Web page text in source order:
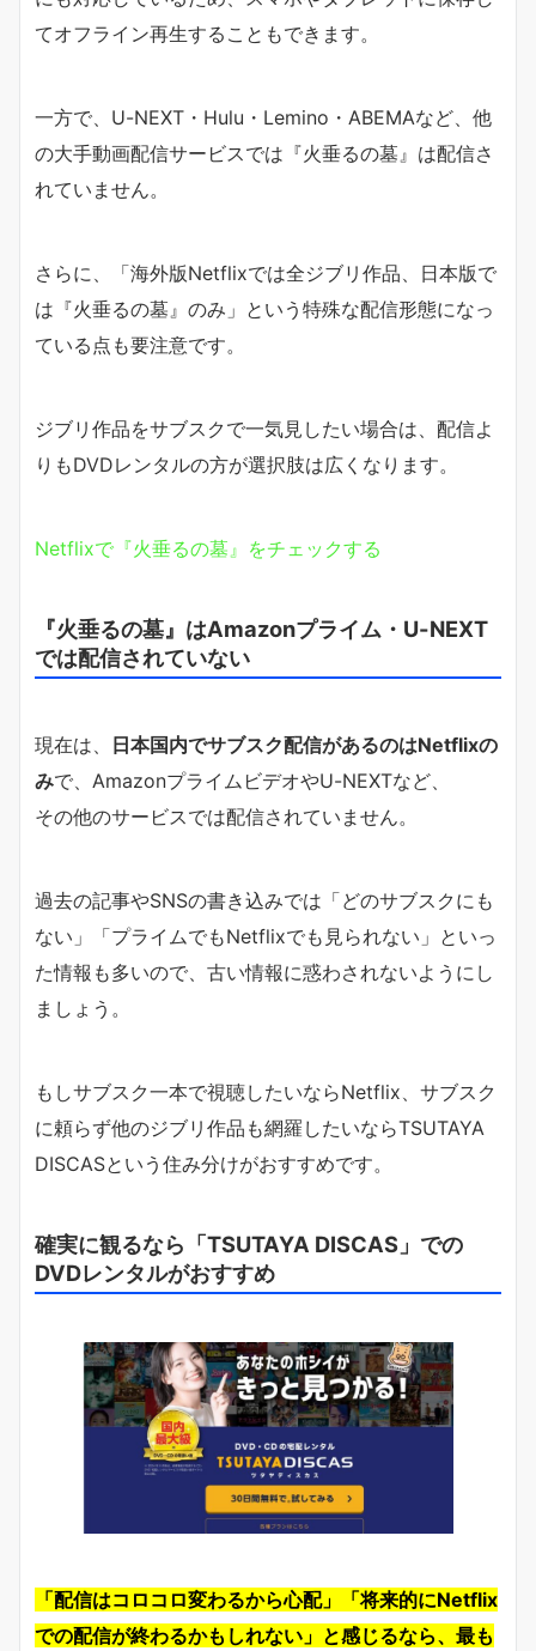
てオフライン再生することもできます。
一方で、U-NEXT・Hulu・Lemino・ABEMAなど、他
の大手動画配信サービスでは『火垂るの墓』は配信さ
れていません。
さらに、「海外版Netflixでは全ジブリ作品、日本版で
は『火垂るの墓』のみ」という特殊な配信形態になっ
ている点も要注意です。
ジブリ作品をサブスクで一気見したい場合は、配信よ
りもDVDレンタルの方が選択肢は広くなります。
Netflixで『火垂るの墓』をチェックする
『火垂るの墓』はAmazonプライム・U-NEXT
では配信されていない
現在は、
日本国内でサブスク配信があるのはNetflixの
みで、AmazonプライムビデオやU-NEXTなど、
その他のサービスでは配信されていません。
過去の記事やSNSの書き込みでは「どのサブスクにも
ない」「プライムでもNetflixでも見られない」といっ
た情報も多いので、古い情報に惑わされないようにし
ましょう。
もしサブスク一本で視聴したいならNetflix、サブスク
に頼らず他のジブリ作品も網羅したいならTSUTAYA
DISCASという住み分けがおすすめです。
確実に観るなら「TSUTAYA DISCAS」での
DVDレンタルがおすすめ
「配信はコロコロ変わるから心配」「将来的にNetflix
での配信が終わるかもしれない」と感じるなら、最も